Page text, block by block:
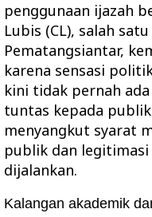
penggunaan ijazah
Lubis (CL), salah
Pematangsiantar,
karena sensasi
kini tidak pernah
tuntas kepada
menyangkut syarat
publik dan
dijalankan.
Kalangan akademik